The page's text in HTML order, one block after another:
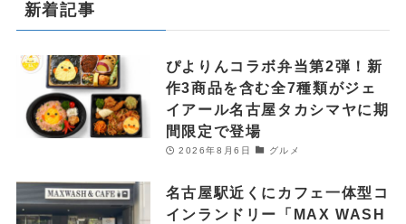
新着記事
ぴよりんコラボ弁当第2弾！新
作3商品を含む全7種類がジェ
イアール名古屋タカシマヤに期
間限定で登場
2026年8月6日 グルメ
名古屋駅近くにカフェ一体型コ
インランドリー「MAX WASH